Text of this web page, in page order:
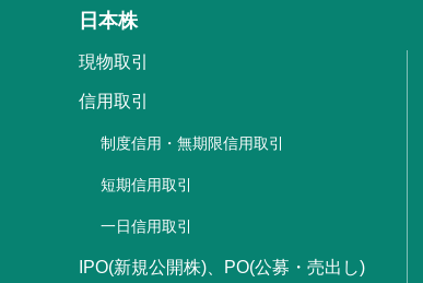
日本株
現物取引
信用取引
制度信用・無期限信用取引
短期信用取引
一日信用取引
IPO(新規公開株)、PO(公募・売出し)